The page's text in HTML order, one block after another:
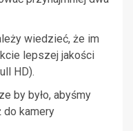
wiedzieć, że im
lepszej jakości
HD).
by było, abyśmy
do kamery